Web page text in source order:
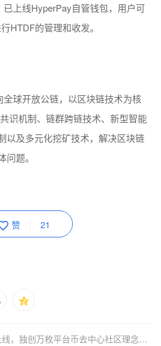
上线HyperPay自管钱包，用户可
HTDF的管理和收发。
球开放公链，以区块链技术为核
识机制、链群跨链技术、新型智能
以及多元化挖矿技术，解决区块链
题。
赞 21
上一篇：IDEX交易所火热上线，独创万枚平台币去中心社区理念，参与就送